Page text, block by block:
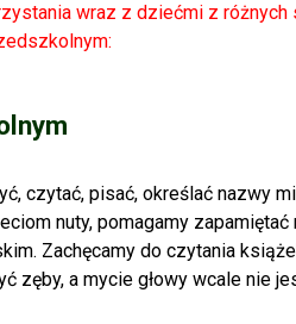
wraz z dziećmi z różnych
czytać, pisać, określać nazwy
nuty, pomagamy zapamiętać
Zachęcamy do czytania
zęby, a mycie głowy wcale nie